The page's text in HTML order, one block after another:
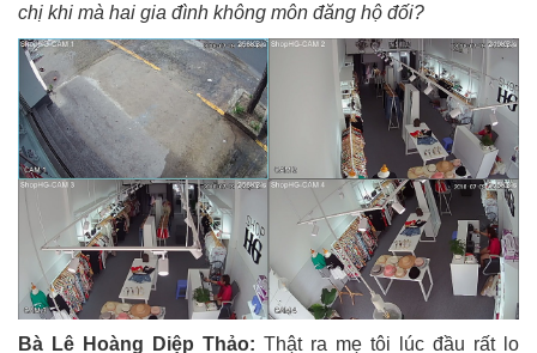
chị khi mà hai gia đình không môn đăng hộ đối?
Bà Lê Hoàng Diệp Thảo: Thật ra mẹ tôi lúc đầu rất lo